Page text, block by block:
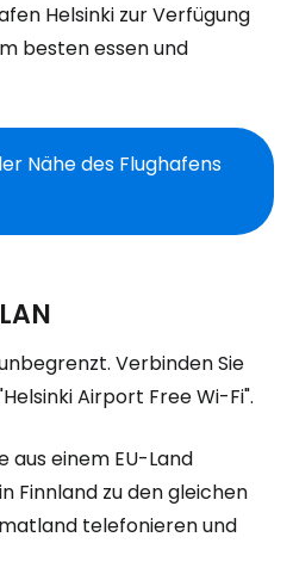
Helsinki zur Verfügung
besten essen und
Nähe des Flughafens
Verbinden Sie
Airport Free Wi-Fi".
aus einem EU-Land
Finnland zu den gleichen
telefonieren und